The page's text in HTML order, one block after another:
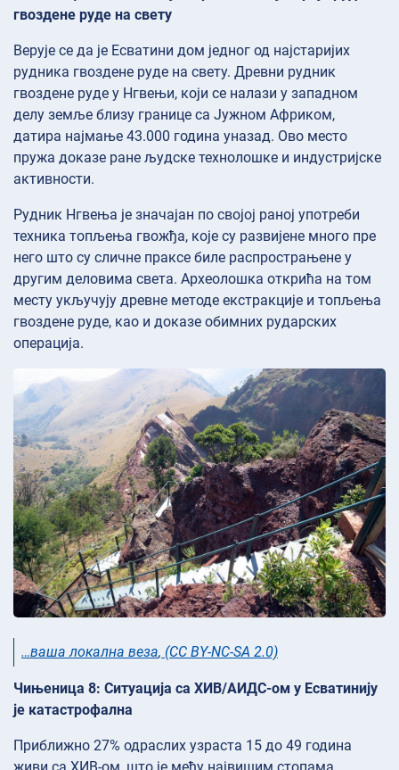
гвоздене руде на свету
Верује се да је Есватини дом једног од најстаријих
рудника гвоздене руде на свету. Древни рудник
гвоздене руде у Нгвењи, који се налази у западном
делу земље близу границе са Јужном Африком,
датира најмање 43.000 година уназад. Ово место
пружа доказе ране људске технолошке и индустријске
активности.
Рудник Нгвења је значајан по својој раној употреби
техника топљења гвожђа, које су развијене много пре
него што су сличне праксе биле распрострањене у
другим деловима света. Археолошка открића на том
месту укључују древне методе екстракције и топљења
гвоздене руде, као и доказе обимних рударских
операција.
…ваша локална веза, (CC BY-NC-SA 2.0)
Чињеница 8: Ситуација са ХИВ/АИДС-ом у Есватинију
је катастрофална
Приближно 27% одраслих узраста 15 до 49 година